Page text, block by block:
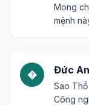
Mong
mệnh
� Đức
Sao
Công